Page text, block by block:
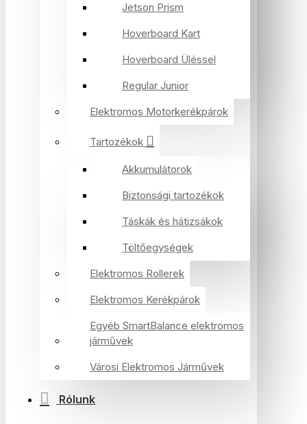
Jetson Prism
Hoverboard Kart
Hoverboard Üléssel
Regular Junior
Elektromos Motorkerékpárok
Tartozékok
Akkumulátorok
Biztonsági tartozékok
Táskák és hátizsákok
Töltőegységek
Elektromos Rollerek
Elektromos Kerékpárok
Egyéb SmartBalance elektromos
járművek
Városi Elektromos Járművek
Rólunk